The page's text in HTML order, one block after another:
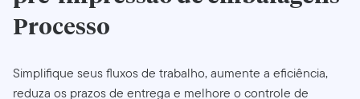
Processo
Simplifique seus fluxos de trabalho, aumente a eficiência,
reduza os prazos de entrega e melhore o controle de